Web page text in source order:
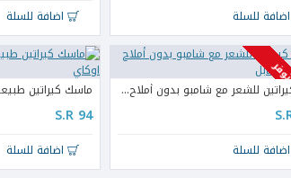
اضافة للسلة اضافة للسلة
كريم كيراتين للشعر مع شامبو بدون أملاح 500 مل اسكابل
اضافة للسلة
S.R 94
اضافة للسلة